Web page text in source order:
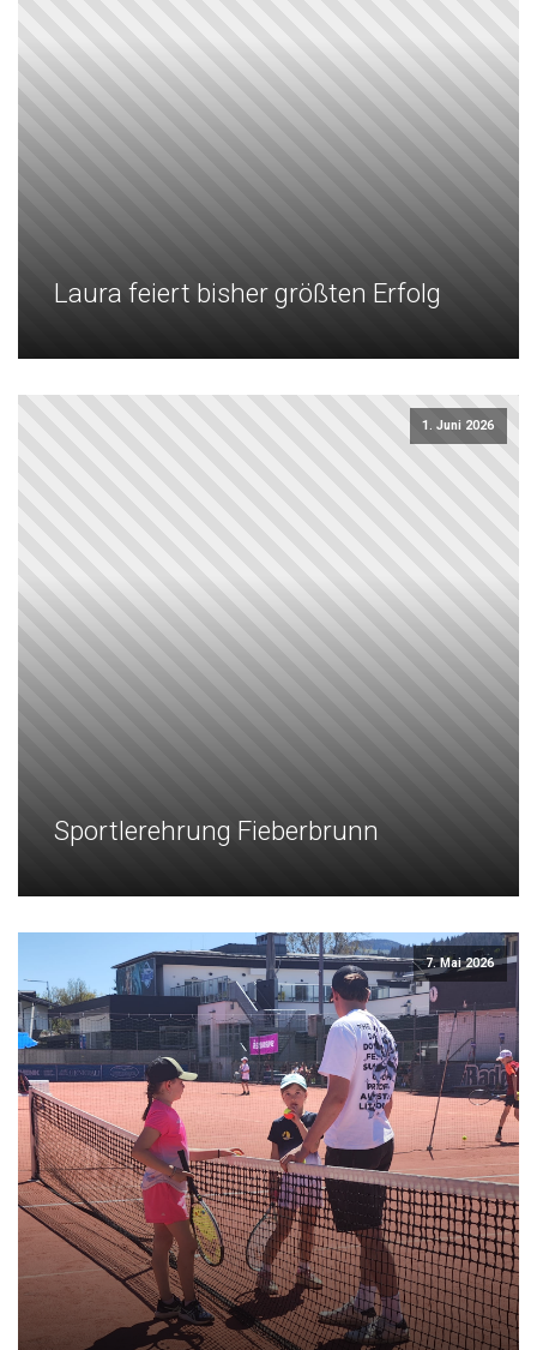
Laura feiert bisher größten Erfolg
1. Juni 2026
Sportlerehrung Fieberbrunn
7. Mai 2026